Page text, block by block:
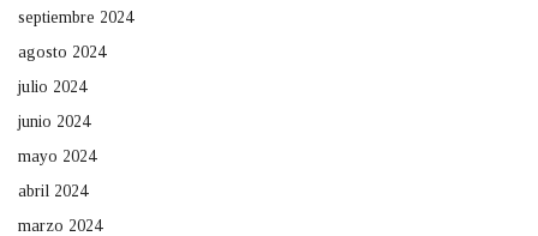
septiembre 2024
agosto 2024
julio 2024
junio 2024
mayo 2024
abril 2024
marzo 2024